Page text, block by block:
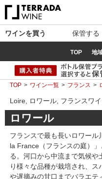
ワインを買う 保管する
TOP 地
TOP ワイン一覧 フランス
Loire, ロワール, フランスワ
ロワール
フランスで最も長いロワー
la France（フランスの庭）
る。河口から中流まで気候や
り様々な品種が栽培され、
や遅摘みの甘口までバラエテ